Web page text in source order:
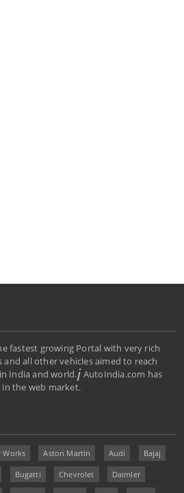
fastest growing Portal with very rich
all other vehicles aimed to reach
India and world.iAutoIndia.com has
the web market.
Works Aston Martin Audi Bajaj
Bugatti Chevrolet Daimler